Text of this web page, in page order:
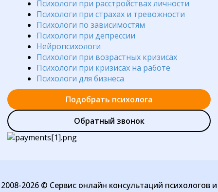
Психологи при расстройствах личности
Психологи при страхах и тревожности
Психологи по зависимостям
Психологи при депрессии
Нейропсихологи
Психологи при возрастных кризисах
Психологи при кризисах на работе
Психологи для бизнеса
Подобрать психолога
Обратный звонок
2008-2026 © Сервис онлайн консультаций психологов и